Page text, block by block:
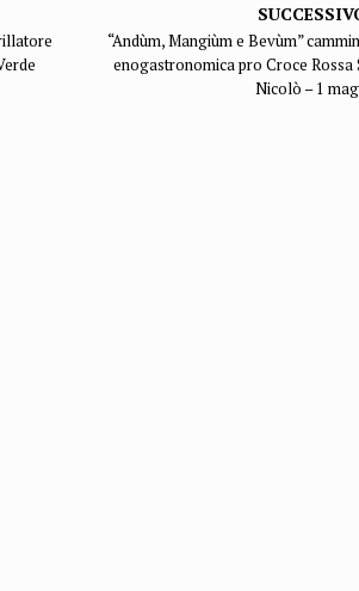
“Andùm, Mangiùm e Bevùm”
enogastronomica pro Croce Rossa
Nicolò – 1